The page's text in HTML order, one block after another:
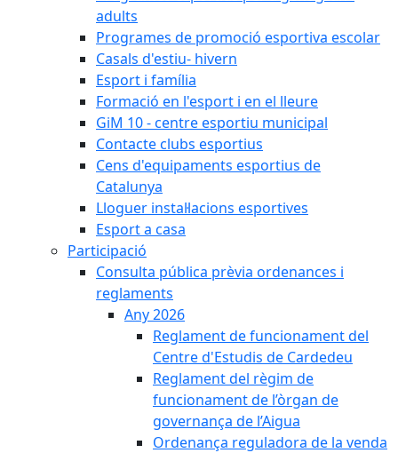
adults
Programes de promoció esportiva escolar
Casals d'estiu- hivern
Esport i família
Formació en l'esport i en el lleure
GiM 10 - centre esportiu municipal
Contacte clubs esportius
Cens d'equipaments esportius de
Catalunya
Lloguer instal·lacions esportives
Esport a casa
Participació
Consulta pública prèvia ordenances i
reglaments
Any 2026
Reglament de funcionament del
Centre d'Estudis de Cardedeu
Reglament del règim de
funcionament de l’òrgan de
governança de l’Aigua
Ordenança reguladora de la venda